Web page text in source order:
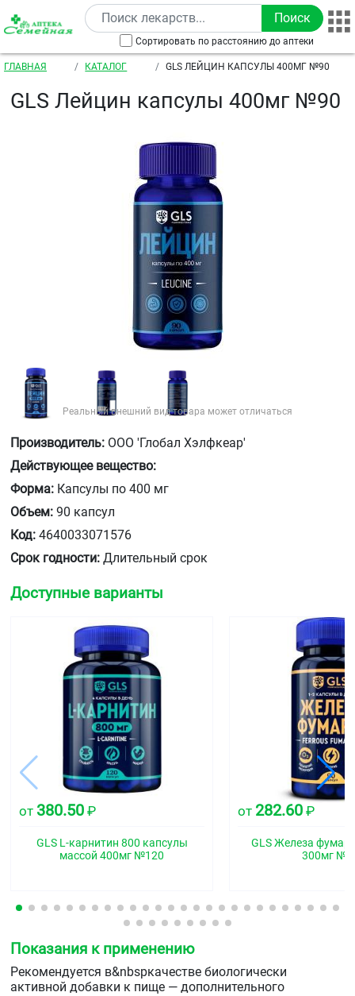
Перейти к основному содержанию
Сортировать по расстоянию до аптеки
Строка навигации
ГЛАВНАЯ КАТАЛОГ GLS ЛЕЙЦИН КАПСУЛЫ 400МГ №90
GLS Лейцин капсулы 400мг №90
Реальный внешний вид товара может отличаться
Производитель: ООО 'Глобал Хэлфкеар'
Действующее вещество:
Форма: Капсулы по 400 мг
Объем: 90 капсул
Код: 4640033071576
Срок годности: Длительный срок
Доступные варианты
от 380.50 ₽
GLS L-карнитин 800 капсулы
массой 400мг №120
от 282.60 ₽
GLS Железа
300мг
Показания к применению
Рекомендуется в&nbspкачестве биологически
активной добавки к пище — дополнительного